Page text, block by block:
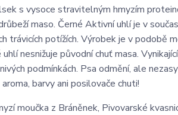
s vysoce stravitelným hmyzím
maso. Černé Aktivní uhlí je v
trávicích potížích. Výrobek je v podobě
nesnižuje původní chuť masa.
podmínkách. Psa odmění, ale
barvy ani posilovače chuti!
moučka z Bráněnek, Pivovarské